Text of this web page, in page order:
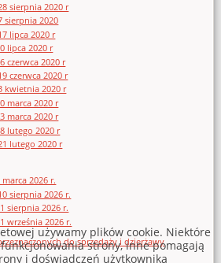
sierpnia 2020 r
sierpnia 2020
lipca 2020 r
lipca 2020 r
czerwca 2020 r
czerwca 2020 r
kwietnia 2020 r
marca 2020 r
marca 2020 r
lutego 2020 r
lutego 2020 r
2026 r.
sierpnia 2026 r.
sierpnia 2026 r.
września 2026 r.
do sprzedaży i dzierżawy
używamy plików cookie. Niektóre
strony, inne pomagają
i doświadczeń użytkownika